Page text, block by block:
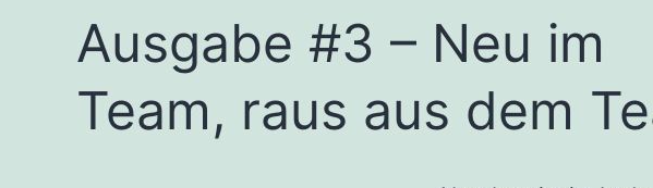
Ausgabe #3 – Neu im
Team, raus aus dem